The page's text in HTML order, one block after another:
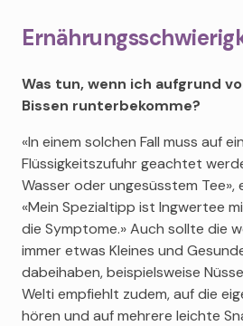
Was tun, wenn ich aufgrund
Bissen runterbekomme?
«In einem solchen Fall muss auf
Flüssigkeitszufuhr geachtet
Wasser oder ungesüsstem Tee»,
«Mein Spezialtipp ist Ingwertee
die Symptome.» Auch sollte die
immer etwas Kleines und
dabeihaben, beispielsweise
Welti empfiehlt zudem, auf die
hören und auf mehrere leichte